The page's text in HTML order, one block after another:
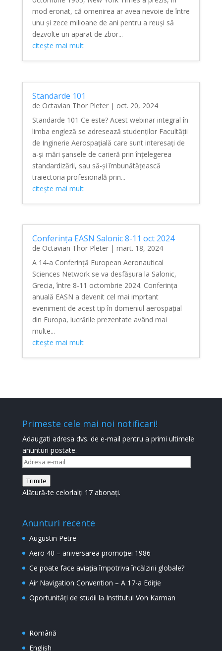
mod eronat, că omenirea ar avea nevoie de între
unu și zece milioane de ani pentru a reuși să
dezvolte un aparat de zbor...
citește mai mult
Standarde 101
de Octavian Thor Pleter| oct. 20, 2024
Standarde 101 Ce este? Acest webinar integral în
limba engleză se adresează studenților Facultății
de Inginerie Aerospațială care sunt interesați de
a-și mări șansele de carieră prin înțelegerea
standardizării, sau să-și îmbunătățească
traiectoria profesională prin...
citește mai mult
Conferința EASN Salonic 8-11 oct 2024
de Octavian Thor Pleter| mart. 18, 2024
A 14-a Conferință European Aeronautical
Sciences Network se va desfășura la Salonic,
Grecia, între 8-11 octombrie 2024. Conferința
anuală EASN a devenit cel mai imprtant
eveniment de acest tip în domeniul aerospațial
din Europa, lucrările prezentate având mai
multe...
citește mai mult
Primeste cele mai noi notificari!
Adaugati adresa dvs. de e-mail pentru a primi ultimele
anunturi postate.
Adresa
e-
mail
Trimite
Alătură-te celorlalți 17 abonați.
Anunturi recente
Augustin Petre
Aero 40 – aniversarea promoției 1986
Ce poate face aviația împotriva încălzirii globale?
Air Navigation Convention – A 17-a Ediție
Oportunități de studii la Institutul Von Karman
Română
English